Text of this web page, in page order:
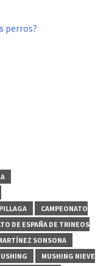
perros?
CAMPEONATO
DE ESPAÑA DE TRINEOS
SONSONA
MUSHING NIEVE